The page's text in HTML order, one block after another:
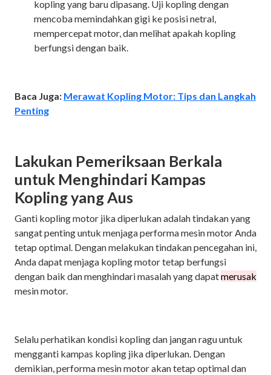
kopling yang baru dipasang. Uji kopling dengan
mencoba memindahkan gigi ke posisi netral,
mempercepat motor, dan melihat apakah kopling
berfungsi dengan baik.
Baca Juga: Merawat Kopling Motor: Tips dan Langkah
Penting
Lakukan Pemeriksaan Berkala
untuk Menghindari Kampas
Kopling yang Aus
Ganti kopling motor jika diperlukan adalah tindakan yang
sangat penting untuk menjaga performa mesin motor Anda
tetap optimal. Dengan melakukan tindakan pencegahan ini,
Anda dapat menjaga kopling motor tetap berfungsi
dengan baik dan menghindari masalah yang dapatmerusak
mesin motor.
Selalu perhatikan kondisi kopling dan jangan ragu untuk
mengganti kampas kopling jika diperlukan. Dengan
demikian, performa mesin motor akan tetap optimal dan